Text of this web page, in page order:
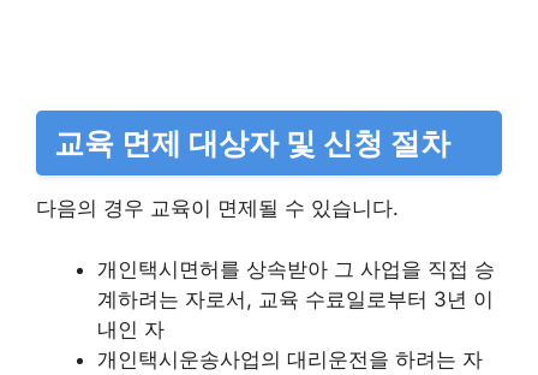
교육 면제 대상자 및 신청 절차
다음의 경우 교육이 면제될 수 있습니다.
개인택시면허를 상속받아 그 사업을 직접 승
계하려는 자로서, 교육 수료일로부터 3년 이
내인 자​
개인택시운송사업의 대리운전을 하려는 자